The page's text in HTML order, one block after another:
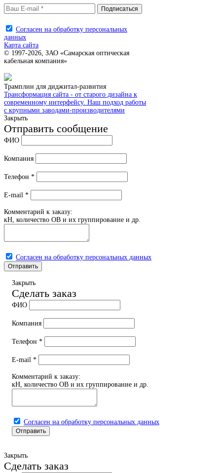
Согласен на обработку персональных
данных
Карта сайта
© 1997-2026, ЗАО «Самарская оптическая
кабельная компания»
Трамплин для диджитал-развития
Трансформация сайта - от старого дизайна к
современному интерфейсу. Наш подход работы
с крупными заводами-производителями
Закрыть
Отправить сообщение
ФИО
Компания
Телефон *
E-mail *
Комментарий к заказу:
кН, количество ОВ и их группирование и др.
Согласен на обработку персональных данных
Закрыть
Сделать заказ
ФИО
Компания
Телефон *
E-mail *
Комментарий к заказу:
кН, количество ОВ и их группирование и др.
Согласен на обработку персональных данных
Закрыть
Сделать заказ